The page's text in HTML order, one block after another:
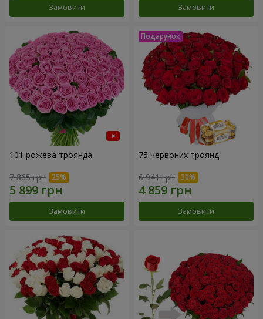
Замовити Замовити
101 рожева троянда
7 865 грн
Замовити
75 червоних троянд
6 941 грн
Замовити